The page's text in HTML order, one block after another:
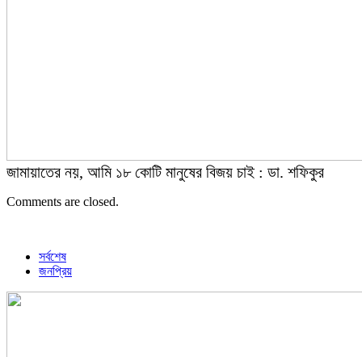
জামায়াতের নয়, আমি ১৮ কোটি মানুষের বিজয় চাই : ডা. শফিকুর
Comments are closed.
সর্বশেষ
জনপ্রিয়